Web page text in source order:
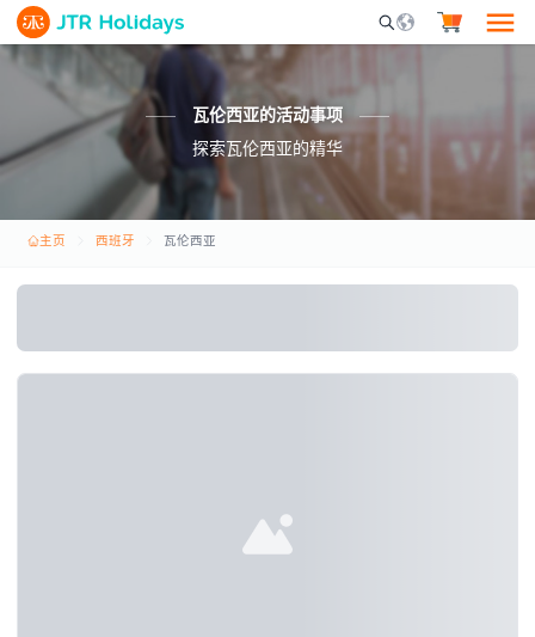
Mobile Search
瓦伦西亚的活动事项
探索瓦伦西亚的精华
主页 西班牙 瓦伦西亚